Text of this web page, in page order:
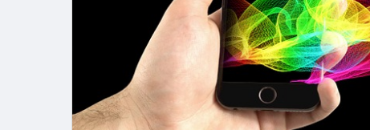
Esplorare